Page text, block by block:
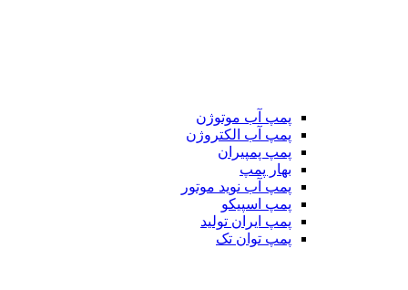
پمپ آب موتوژن
پمپ آب الکتروژن
پمپ پمپیران
بهار پمپ
پمپ آب نوید موتور
پمپ اسپیکو
پمپ ایران تولید
پمپ توان تک